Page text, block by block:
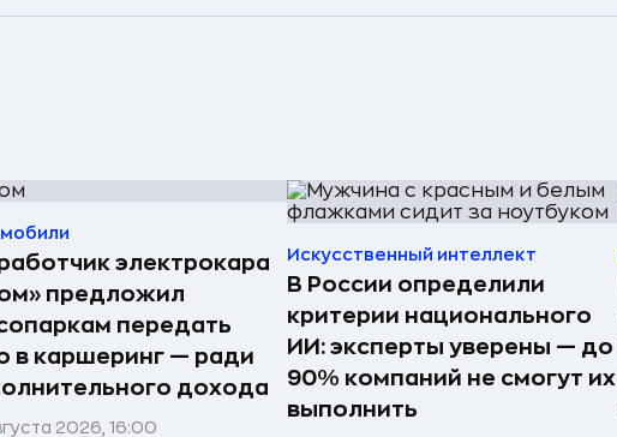
электрокара
предложил
передать
в каршеринг — ради
дохода
2026, 16:00
Искусственный интеллект
В России определили
критерии национального
ИИ: эксперты уверены — до
90% компаний не смогут их
выполнить